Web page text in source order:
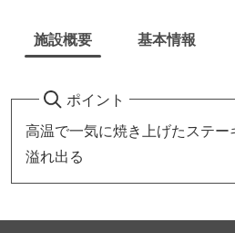
施設概要 基本情報
ポイント
高温で一気に焼き上げたステ
溢れ出る